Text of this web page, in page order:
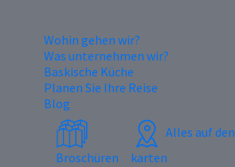
Wohin gehen wir?
Was unternehmen wir?
Baskische Küche
Planen Sie Ihre Reise
Blog
Broschüren
Alles auf den
karten